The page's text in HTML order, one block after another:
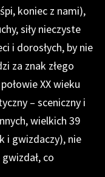
koniec z nami),
siły nieczyste
i dorosłych, by nie
za znak złego
XX wieku
– sceniczny i
wielkich 39
i gwizdaczy), nie
co